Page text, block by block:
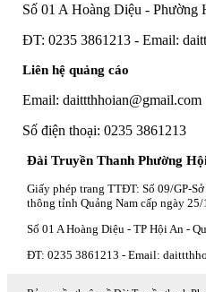
Số 01 A Hoàng Diệu -
ĐT: 0235 3861213 - Email:
Liên hệ quảng cáo
Email: daittthhoian@gmail.com
Số điện thoại: 0235 3861213
Đài Truyền Thanh Phường
Giấy phép trang TTĐT: Số 09/GP-
thông tỉnh Quảng Nam cấp ngày
Số 01 A Hoàng Diệu - TP Hội An -
ĐT: 0235 3861213 - Email: